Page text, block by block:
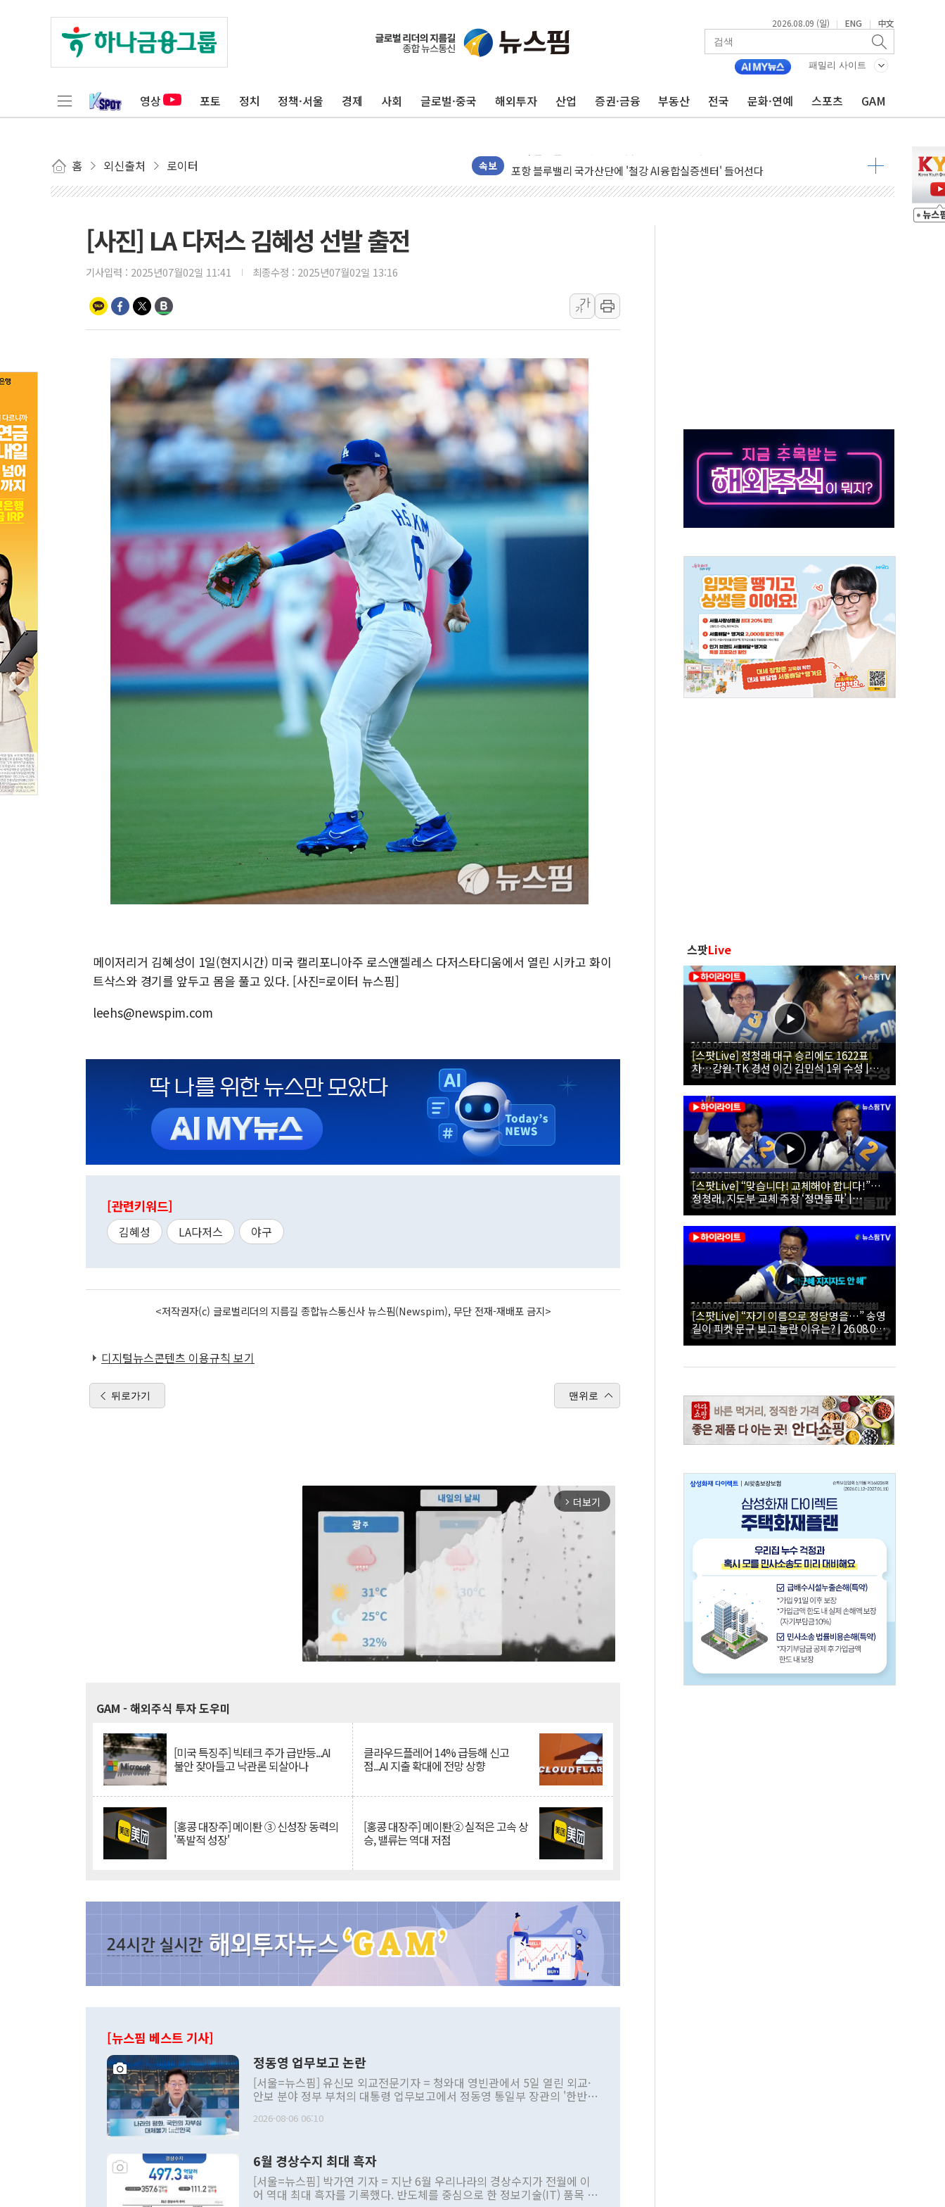
2026.08.09 (일) | ENG | 中文
패밀리 사이트
영상 포토 정치 정책·서울 경제 사회 글로벌·중국 해외투자 산업 증권·금융 부동산 전국 문화·연예 스포츠 GAM
홈 외신출처 로이터 속보
125mm 폭우 쏟아진 울진...'두천~하당'·'올미골교' 차량 통행 선제 제한
포항 블루밸리 국가산단에 '철강 AI융합실증센터' 들어선다
상주 낙동강 선착장 하류서 50대 숨진 채 발견...경찰, 조사 중
민주당 경북도당위원장에 오중기 당선...합산득표율 68.63%
[속보] 민주, 강원·대구·경북 경선 결과...김민석 48.54% 정청래 44.40%
[속보] 민주, 경북 경선 결과 발표...김민석 47.37% 정청래 45.71% 송영길 6.92%
[속보] 민주, 대구 경선 결과 발표...정청래 47.82% 김민석 46.35% 송영길 5.83%
[속보] 민주, 강원 경선 결과 발표...김민석 50.30% 정청래 41.94% 송영길 7.76%
정재헌 CEO, SKT 장기고객 400명 맞이…"마음 잇는 시간 되길"
최태원, 노소영에 9440억 지급 확정되나…재상고 앞두고 막판 셈법
하나금융, 명동 소상공인에 '행복상자' 전달
인천시 광복절 현수막 '태극기 거꾸로' 논란…이틀만에 철거
병무청, 보충역 전면 손질… 예술·체육요원 최대 33% 감축
홈플러스發 대형마트 판매, 역대 최대폭 감소한 9.4%↓…유통업계 양극화 심화
윤준병·이해민 의원, '정부 특사'로 콜롬비아 대통령 취임식 참석
'호우·산사태 주의보' 울진 시간당 30mm 강한 비...호우 피해 없어
[사진] LA 다저스 김혜성 선발 출전
기사입력 : 2025년07월02일 11:41 최종수정 : 2025년07월02일 13:16
가
가
메이저리거 김혜성이 1일(현지시간) 미국 캘리포니아주 로스앤젤레스 다저스타디움에서 열린 시카고 화이
트삭스와 경기를 앞두고 몸을 풀고 있다. [사진=로이터 뉴스핌]
leehs@newspim.com
[관련키워드]
김혜성 LA다저스 야구
<저작권자(c) 글로벌리더의 지름길 종합뉴스통신사 뉴스핌(Newspim), 무단 전재-재배포 금지>
디지털뉴스콘텐츠 이용규칙 보기
뒤로가기 맨위로
arrow_forward_ios 더보기
GAM - 해외주식 투자 도우미
[미국 특징주] 빅테크 주가 급반등...AI
불안 잦아들고 낙관론 되살아나
클라우드플레어 14% 급등해 신고
점...AI 지출 확대에 전망 상향
[홍콩 대장주] 메이퇀 ③ 신성장 동력의
'폭발적 성장'
[홍콩 대장주] 메이퇀② 실적은 고속 상
승, 밸류는 역대 저점
[뉴스핌 베스트 기사]
정동영 업무보고 논란
[서울=뉴스핌] 유신모 외교전문기자 = 청와대 영빈관에서 5일 열린 외교·
안보 분야 정부 부처의 대통령 업무보고에서 정동영 통일부 장관의 '한반도
발언 중에는 정부 내 조율을 거치지 않은 사안을 정책으로 추진하겠다고 공
주의적 희망에 근거한 비현실적 구상'이라는 비판을 내놨다. 그동안 정 장
관의 대북 정책 관련 발언이 물의를 빚은 적은 여러 번 있지만 대통령과 유
관 부처 장관이 공개적으로 부정적 입장을 표명한 것은 이례적이다. 정 장
관의 무리한 대북 접근법과 월권을 제어해야 한다는 목소리도 높아지고 있
2026-08-06 06:10
6월 경상수지 최대 흑자
[서울=뉴스핌] 박가연 기자 = 지난 6월 우리나라의 경상수지가 전월에 이
어 역대 최대 흑자를 기록했다. 반도체를 중심으로 한 정보기술(IT) 품목 수
스팟Live
[스팟Live] 정청래 대구 승리에도 1622표
차…강원·TK 경선 이긴 김민석 1위 수성 |
26.08.09 더불어민주당 당대표·최고위원 후
보 대구·경북 합동연설회
[스팟Live] “맞습니다! 교체해야 합니다!”…
정청래, 지도부 교체 주장 ‘정면돌파’ |
26.08.09 더불어민주당 당대표·최고위원 후
보 대구·경북 합동연설회
[스팟Live] “자기 이름으로 정당명을…” 송영
길이 피켓 문구 보고 놀란 이유는? | 26.08.09
더불어민주당 당대표·최고위원 후보 대구·경